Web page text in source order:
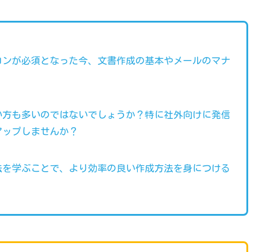
が必須となった今、文書作成の基本やメールのマナ
も多いのではないでしょうか？特に社外向けに発信
プしませんか？
学ぶことで、より効率の良い作成方法を身につける